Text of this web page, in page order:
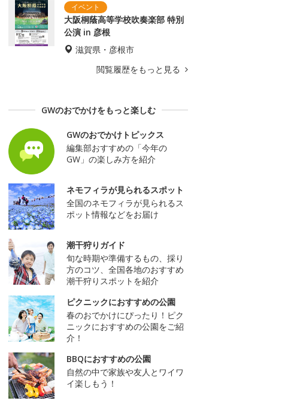
大阪桐蔭高等学校吹奏楽部 特別
公演 in 彦根
滋賀県・彦根市
閲覧履歴をもっと見る
GWのおでかけをもっと楽しむ
GWのおでかけトピックス
編集部おすすめの「今年の
GW」の楽しみ方を紹介
ネモフィラが見られるスポット
全国のネモフィラが見られるス
ポット情報などをお届け
潮干狩りガイド
旬な時期や準備するもの、採り
方のコツ、全国各地のおすすめ
潮干狩りスポットを紹介
ピクニックにおすすめの公園
春のおでかけにぴったり！ピク
ニックにおすすめの公園をご紹
介！
BBQにおすすめの公園
自然の中で家族や友人とワイワ
イ楽しもう！